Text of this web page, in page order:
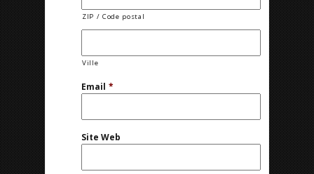
ZIP / Code postal
Ville
Email *
Site Web